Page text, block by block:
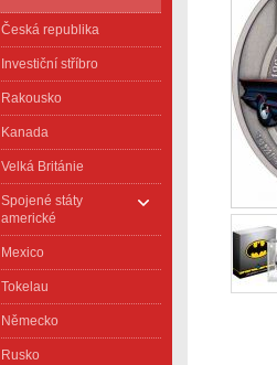
Česká republika
Investiční stříbro
Rakousko
Kanada
Velká Británie
Spojené státy
americké
Mexico
Tokelau
Německo
Rusko